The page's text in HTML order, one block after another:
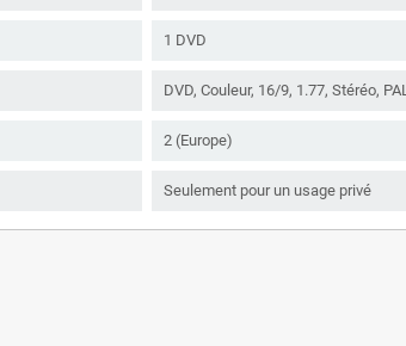
1 DVD
DVD, Couleur, 16/9, 1.77, Stéréo, PAL
2 (Europe)
Seulement pour un usage privé